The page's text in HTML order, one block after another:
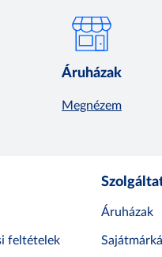
Áruházak
Megnézem
feltételek
Áruházak